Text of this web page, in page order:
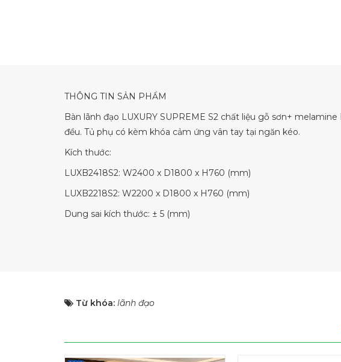
THÔNG TIN SẢN PHẨM
Bàn lãnh đạo LUXURY SUPREME S2 chất liệu gỗ sơn+
đều. Tủ phụ có kèm khóa cảm ứng vân tay tại ngăn kéo.
Kích thước:
LUXB2418S2: W2400 x D1800 x H760 (mm)
LUXB2218S2: W2200 x D1800 x H760 (mm)
Dung sai kích thước: ± 5 (mm)
Từ khóa: lãnh đạo